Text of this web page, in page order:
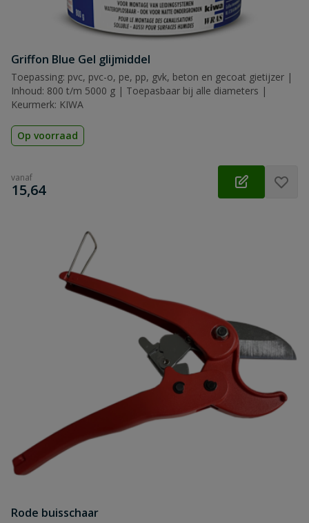
Griffon Blue Gel glijmiddel
Toepassing: pvc, pvc-o, pe, pp, gvk, beton en gecoat gietijzer |
Inhoud: 800 t/m 5000 g | Toepasbaar bij alle diameters |
Keurmerk: KIWA
Op voorraad
vanaf
€
15,64
Rode buisschaar